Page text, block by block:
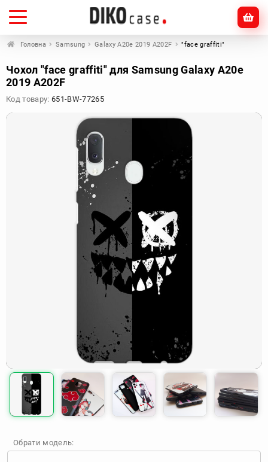
Головна Samsung Galaxy A20e 2019 A202F "face graffiti"
Чохол "face graffiti" для Samsung Galaxy A20e
2019 A202F
Код товару: 651-BW-77265
Обрати модель: